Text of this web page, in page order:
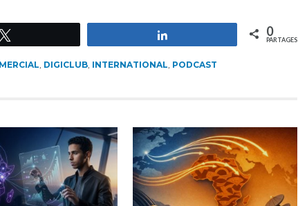
0
PARTAGES
, DIGICLUB, INTERNATIONAL, PODCAST